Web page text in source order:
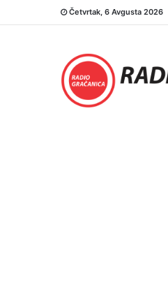
Četvrtak, 6 Avgusta 2026